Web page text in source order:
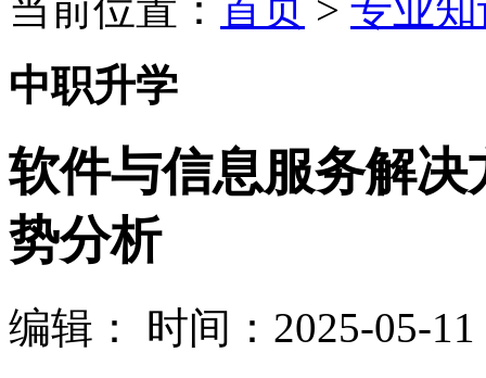
中职升学
软件与信息服务解
势分析
编辑：
时间：2025-05-11